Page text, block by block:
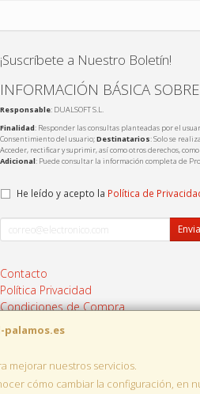
mejorar nuestros servicios.
cómo cambiar la configuración, en
¡Suscríbete a Nuestro Boletín!
INFORMACIÓN BÁSICA
Responsable: DUALSOFT S.L.
Finalidad: Responder las consultas planteadas por el
Consentimiento del usuario;Destinatarios: Solo se
Acceder, rectificar y suprimir, así como otros derechos,
Adicional: Puede consultar la información completa de
He leído y acepto la Política de
Contacto
Política Privacidad
Condiciones de Compra
, , , ,